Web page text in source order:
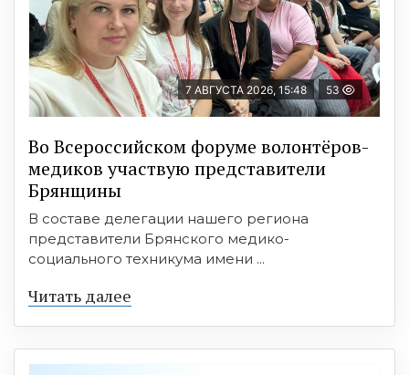
7 АВГУСТА 2026, 15:48 53
Во Всероссийском форуме волонтёров-
медиков участвую представители
Брянщины
В составе делегации нашего региона
представители Брянского медико-
социального техникума имени ...
Читать далее